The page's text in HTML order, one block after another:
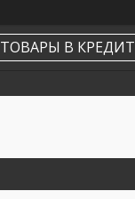
ТОВАРЫ В КРЕДИТ